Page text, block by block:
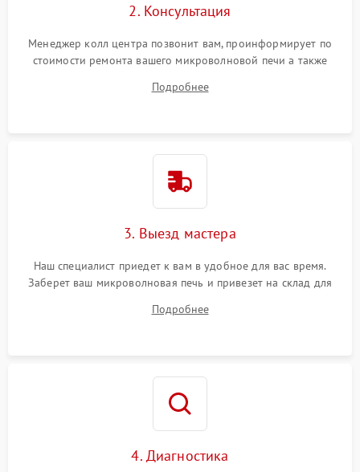
2. Консультация
Менеджер колл центра позвонит вам, проинформирует по
стоимости ремонта вашего микроволновой печи а также
Подробнее
3. Выезд мастера
Наш специалист приедет к вам в удобное для вас время.
Заберет ваш микроволновая печь и привезет на склад для
Подробнее
4. Диагностика